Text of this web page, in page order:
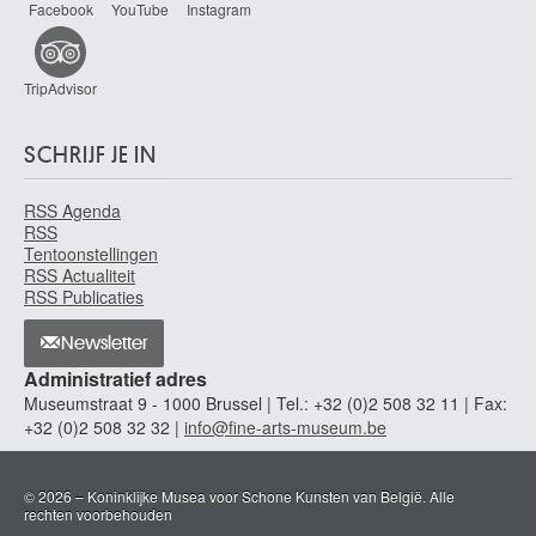
Peire Luc
Brugge 1916 - Parijs (Frankrijk) 1994
Penni Giovanni Francesco
Penone Giuseppe
Garessio (Italië) 1947
Pepermans Albert
Kortenberg 1947
Perdikidis Dimitri
Athene (Griekenland) 1922 - ? 1989
Perkois Jacob
Perlau Joseph
Brussel 1809 - 1860
Permantier Armand
Permeke Constant
Facebook YouTube Instagram
TripAdvisor
SCHRIJF JE IN
RSS Agenda
RSS
Tentoonstellingen
RSS Actualiteit
RSS Publicaties
Newsletter
Administratief adres
Museumstraat 9 - 1000 Brussel | Tel.: +32 (0)2 508 32 11 | Fax:
+32 (0)2 508 32 32 | info@fine-arts-museum.be
© 2026 – Koninklijke Musea voor Schone Kunsten van België. Alle
rechten voorbehouden